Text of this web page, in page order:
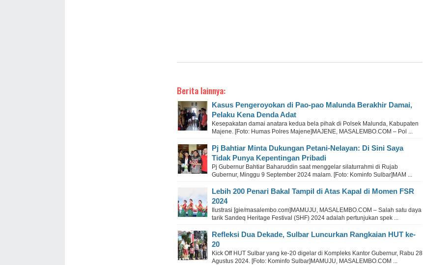
Berita lainnya:
Kasus Pengeroyokan di Pao-pao Malunda Berakhir Damai,
Pelaku Kena Denda Adat
Kesepakatan damai anatara kedua bela pihak di Polsek Malunda, Kabupaten
Majene. [Foto: Humas Polres Majene]MAJENE, MASALEMBO.COM – Pol ...
Pj Bahtiar Minta Dukungan Petani-Nelayan: Di Sini Saya
Tidak Punya Kepentingan Pribadi
Pj Gubernur Bahtiar Baharuddin saat menggelar silaturrahmi di Rujab
Gubernur, Minggu 9 September 2024 malam. [Foto: Kominfo Sulbar]MAM ...
Lebih 200 Penari Bakal Tampil di Atas Kapal di Momen FSR
2024
Ilustrasi [gie/masalembo.com]MAMUJU, MASALEMBO.COM – Salah satu daya
tarik Sandeq Heritage Festival (SHF) 2024 adalah pertunjukan spek ...
Refleksi Dua Dekade, Sulbar Luncurkan Rangkaian HUT ke-
20
Kick Off HUT Sulbar yang ke-20 digelar di Kompleks Kantor Gubernur, Rabu 28
Agustus 2024. [Foto: Kominfo Sulbar]MAMUJU, MASALEMBO.COM ...